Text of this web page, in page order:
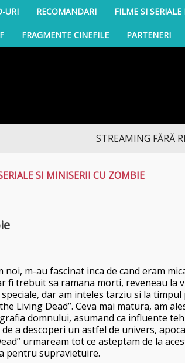
URI RECOMANDARI FILME SI SERIALE
FRAGMENTE CINEFILE PARTENERI
STREAMING FĂRĂ
SI MINISERII CU ZOMBIE
m-au fascinat inca de cand eram
fi trebuit sa ramana morti, reveneau la
dar am inteles tarziu si la
Living Dead”. Ceva mai matura, am
domnului, asumand ca influente
a descoperi un astfel de univers,
urmaream tot ce asteptam de la
pentru supravietuire.